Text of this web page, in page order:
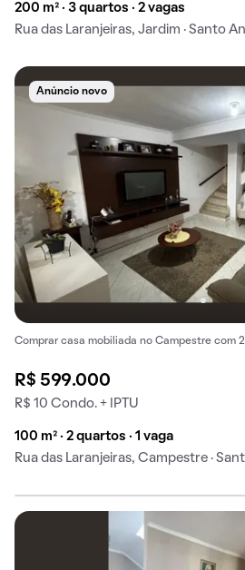
200 m² · 3 quartos · 2 vagas
Rua das Laranjeiras, Jardim · Santo
Anúncio novo
Comprar casa mobiliada no Campestre com
R$ 599.000
R$ 10 Condo. + IPTU
100 m² · 2 quartos · 1 vaga
Rua das Laranjeiras, Campestre ·